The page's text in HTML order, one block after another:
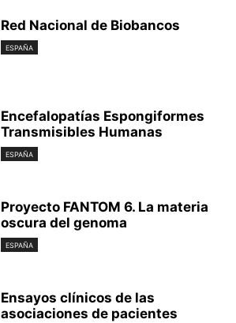
Red Nacional de Biobancos
ESPAÑA
Encefalopatías Espongiformes
Transmisibles Humanas
ESPAÑA
Proyecto FANTOM 6. La materia
oscura del genoma
ESPAÑA
Ensayos clínicos de las
asociaciones de pacientes